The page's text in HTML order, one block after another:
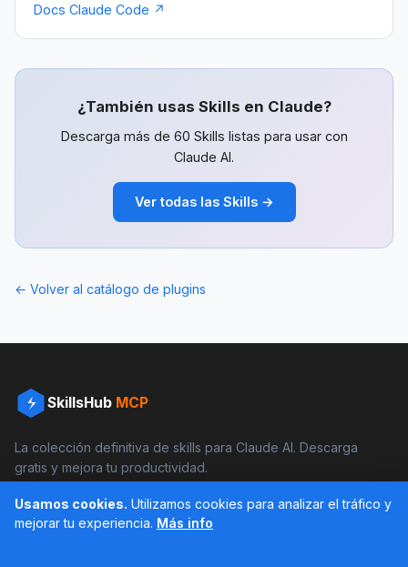
Docs Claude Code ↗
¿También usas Skills en Claude?
Descarga más de 60 Skills listas para usar con
Claude AI.
Ver todas las Skills →
← Volver al catálogo de plugins
SkillsHub MCP
La colección definitiva de skills para Claude AI. Descarga
gratis y mejora tu productividad.
Instagram
Usamos cookies. Utilizamos cookies para analizar el tráfico y
mejorar tu experiencia. Más info